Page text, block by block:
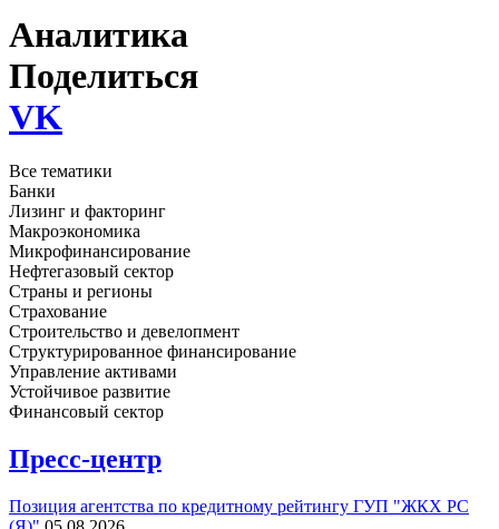
Аналитика
Поделиться
VK
Все тематики
Банки
Лизинг и факторинг
Макроэкономика
Микрофинансирование
Нефтегазовый сектор
Страны и регионы
Страхование
Строительство и девелопмент
Структурированное финансирование
Управление активами
Устойчивое развитие
Финансовый сектор
Пресс-центр
Позиция агентства по кредитному рейтингу ГУП "ЖКХ РС